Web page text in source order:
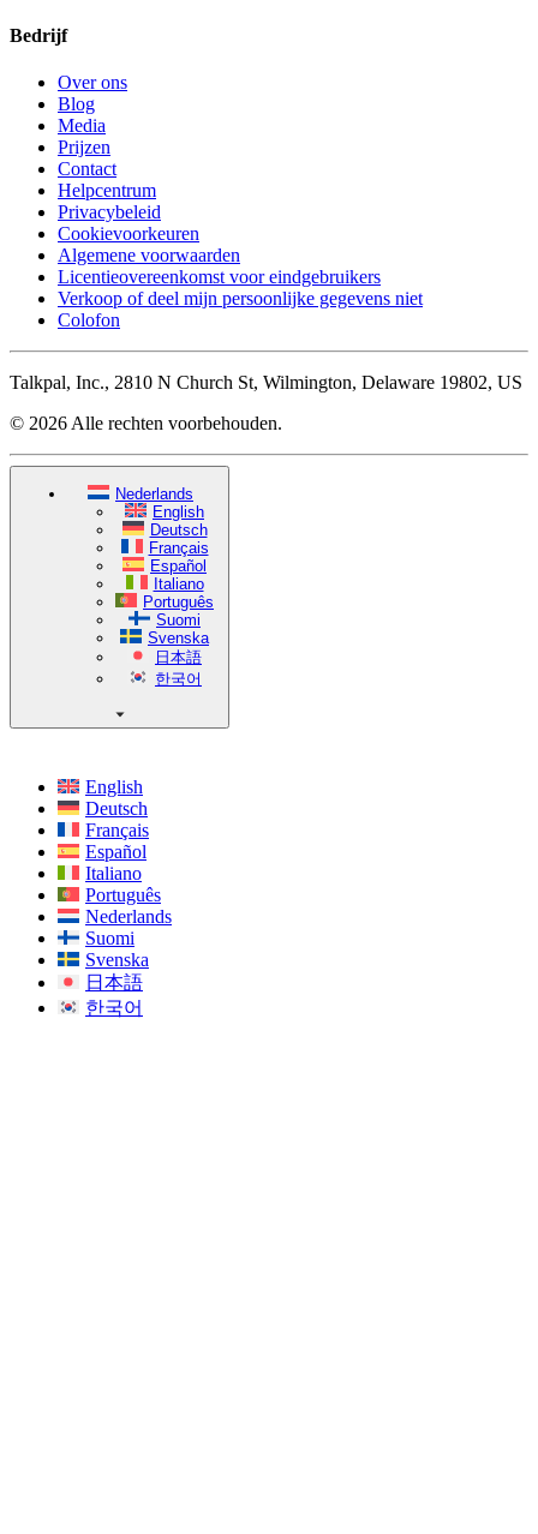
Bedrijf
Over ons
Blog
Media
Prijzen
Contact
Helpcentrum
Privacybeleid
Cookievoorkeuren
Algemene voorwaarden
Licentieovereenkomst voor eindgebruikers
Verkoop of deel mijn persoonlijke gegevens niet
Colofon
Talkpal, Inc., 2810 N Church St, Wilmington, Delaware 19802, US
© 2026 Alle rechten voorbehouden.
Nederlands
English
Deutsch
Français
Español
Italiano
Português
Suomi
Svenska
日本語
한국어
English
Deutsch
Français
Español
Italiano
Português
Nederlands
Suomi
Svenska
日本語
한국어